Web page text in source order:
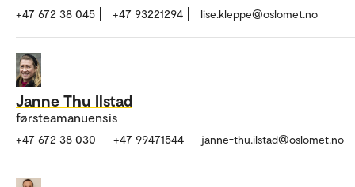
+47 672 38 045 +47 93221294 lise.kleppe@oslomet.no
Janne Thu Ilstad
førsteamanuensis
+47 672 38 030 +47 99471544 janne-thu.ilstad@oslomet.no